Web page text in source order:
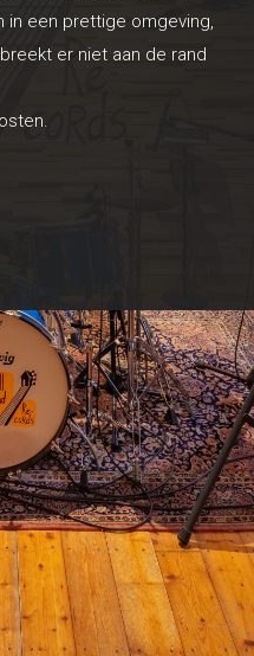
in een prettige omgeving,
er niet aan de rand